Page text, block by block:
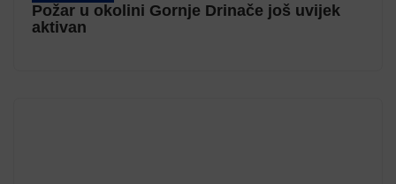
Požar u okolini Gornje Drinače još uvijek
aktivan